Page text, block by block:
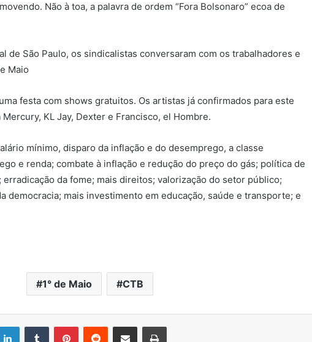
Não à toa, a palavra de ordem “Fora Bolsonaro” ecoa de
de São Paulo, os sindicalistas conversaram com os trabalhadores e
Maio
festa com shows gratuitos. Os artistas já confirmados para este
KL Jay, Dexter e Francisco, el Hombre.
mínimo, disparo da inflação e do desemprego, a classe
e renda; combate à inflação e redução do preço do gás; política de
da fome; mais direitos; valorização do setor público;
democracia; mais investimento em educação, saúde e transporte; e
1° de Maio CTB